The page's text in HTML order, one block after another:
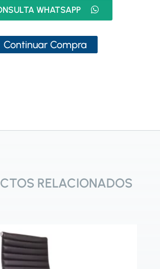
WHATSAPP
Continuar Compra
RELACIONADOS